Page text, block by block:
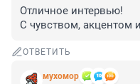
Отличное интервью!
С чувством, акцентом
ОТВЕТИТЬ
мухомор